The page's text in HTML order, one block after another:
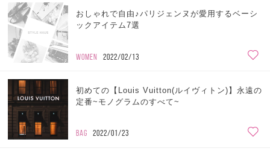
おしゃれで自由♪パリジェンヌが愛用するベーシ
ックアイテム7選
WOMEN 2022/02/13
初めての【Louis Vuitton(ルイヴィトン)】永遠の
定番~モノグラムのすべて~
BAG 2022/01/23